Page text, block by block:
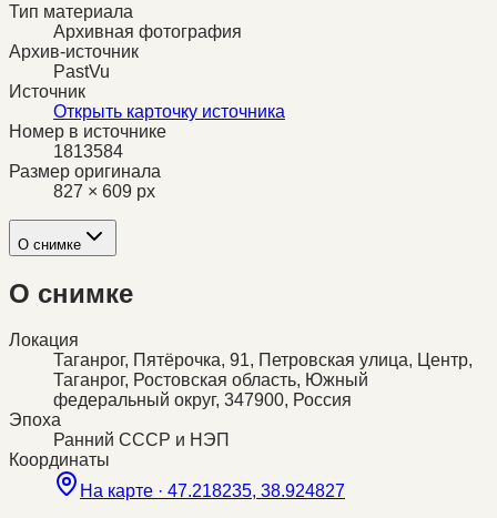
Тип материала
Архивная фотография
Архив-источник
PastVu
Источник
Открыть карточку источника
Номер в источнике
1813584
Размер оригинала
827 × 609 px
О снимке
О снимке
Локация
Таганрог, Пятёрочка, 91, Петровская улица, Центр,
Таганрог, Ростовская область, Южный
федеральный округ, 347900, Россия
Эпоха
Ранний СССР и НЭП
Координаты
На карте · 47.218235, 38.924827